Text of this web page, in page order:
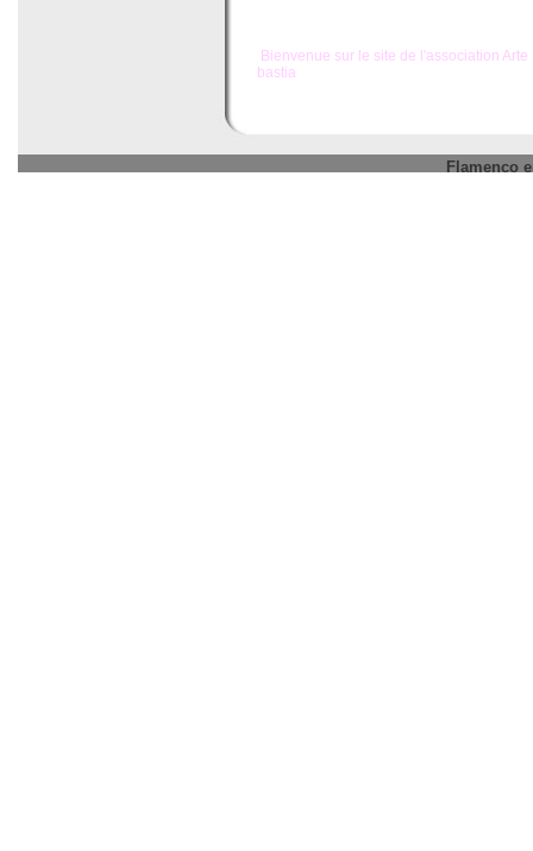
Bienvenue sur le site de l'association
bastia
Flamenco